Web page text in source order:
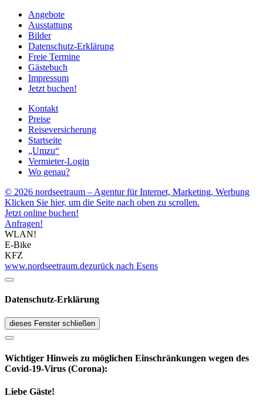
Angebote
Ausstattung
Bilder
Datenschutz-Erklärung
Freie Termine
Gästebuch
Impressum
Jetzt buchen!
Kontakt
Preise
Reiseversicherung
Startseite
„Umzu“
Vermieter-Login
Wo genau?
© 2026 nordseetraum – Agentur für Internet, Marketing, Werbung
Klicken Sie hier, um die Seite nach oben zu scrollen.
Jetzt online buchen!
Anfragen!
WLAN!
E-Bike
KFZ
www.nordseetraum.dezurück nach Esens
Datenschutz-Erklärung
dieses Fenster schließen
Wichtiger Hinweis zu möglichen Ein­schränk­ungen wegen des
Covid-19-Virus (Corona):
Liebe Gäste!